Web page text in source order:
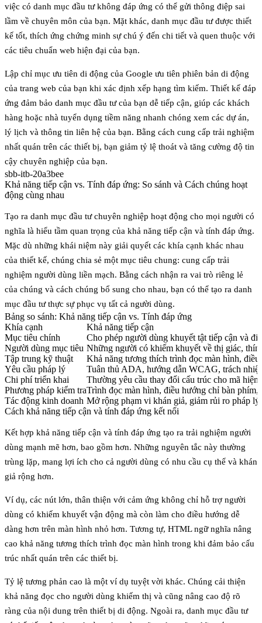
việc có danh mục đầu tư không đáp ứng có thể gửi thông điệp sai
lầm về chuyên môn của bạn. Mặt khác, danh mục đầu tư được thiết
kế tốt, thích ứng chứng minh sự chú ý đến chi tiết và quen thuộc với
các tiêu chuẩn web hiện đại của bạn.
Lập chỉ mục ưu tiên di động của Google ưu tiên phiên bản di động
của trang web của bạn khi xác định xếp hạng tìm kiếm. Thiết kế đáp
ứng đảm bảo danh mục đầu tư của bạn dễ tiếp cận, giúp các khách
hàng hoặc nhà tuyển dụng tiềm năng nhanh chóng xem các dự án,
lý lịch và thông tin liên hệ của bạn. Bằng cách cung cấp trải nghiệm
nhất quán trên các thiết bị, bạn giảm tỷ lệ thoát và tăng cường độ tin
cậy chuyên nghiệp của bạn.
sbb-itb-20a3bee
Khả năng tiếp cận vs. Tính đáp ứng: So sánh và Cách chúng hoạt
động cùng nhau
Tạo ra danh mục đầu tư chuyên nghiệp hoạt động cho mọi người có
nghĩa là hiểu tầm quan trọng của khả năng tiếp cận và tính đáp ứng.
Mặc dù những khái niệm này giải quyết các khía cạnh khác nhau
của thiết kế, chúng chia sẻ một mục tiêu chung: cung cấp trải
nghiệm người dùng liền mạch. Bằng cách nhận ra vai trò riêng lẻ
của chúng và cách chúng bổ sung cho nhau, bạn có thể tạo ra danh
mục đầu tư thực sự phục vụ tất cả người dùng.
Bảng so sánh: Khả năng tiếp cận vs. Tính đáp ứng
Khía cạnh
Khả năng tiếp cận
Mục tiêu chính
Cho phép người dùng khuyết tật tiếp cận và
Người dùng mục tiêu Những người có khiếm khuyết về thị giác,
Tập trung kỹ thuật
Khả năng tương thích trình đọc màn hình,
Yêu cầu pháp lý
Tuân thủ ADA, hướng dẫn WCAG, trách
Chi phí triển khai
Thường yêu cầu thay đổi cấu trúc cho mã hiện
Phương pháp kiểm traTrình đọc màn hình, điều hướng chỉ bàn
Tác động kinh doanh Mở rộng phạm vi khán giả, giảm rủi ro pháp
Cách khả năng tiếp cận và tính đáp ứng kết nối
Kết hợp khả năng tiếp cận và tính đáp ứng tạo ra trải nghiệm người
dùng mạnh mẽ hơn, bao gồm hơn. Những nguyên tắc này thường
trùng lặp, mang lợi ích cho cả người dùng có nhu cầu cụ thể và khán
giả rộng hơn.
Ví dụ, các nút lớn, thân thiện với cảm ứng không chỉ hỗ trợ người
dùng có khiếm khuyết vận động mà còn làm cho điều hướng dễ
dàng hơn trên màn hình nhỏ hơn. Tương tự, HTML ngữ nghĩa nâng
cao khả năng tương thích trình đọc màn hình trong khi đảm bảo cấu
trúc nhất quán trên các thiết bị.
Tỷ lệ tương phản cao là một ví dụ tuyệt vời khác. Chúng cải thiện
khả năng đọc cho người dùng khiếm thị và cũng nâng cao độ rõ
ràng của nội dung trên thiết bị di động. Ngoài ra, danh mục đầu tư